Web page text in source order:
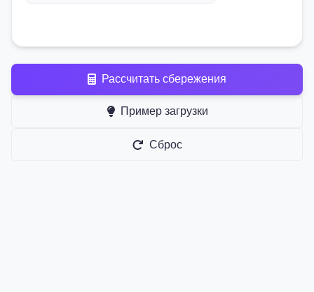
Рассчитать сбережения
Пример загрузки
Сброс